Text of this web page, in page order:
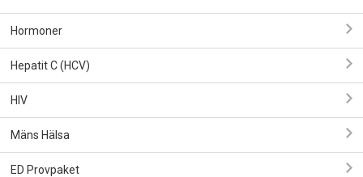
Hormoner
Hepatit C (HCV)
HIV
Mäns Hälsa
ED Provpaket